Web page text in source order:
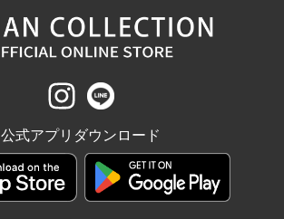
公式アプリダウンロード